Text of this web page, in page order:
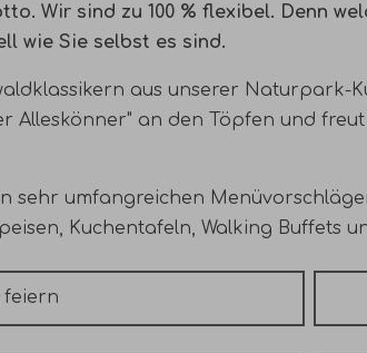
Wir sind zu 100 % flexibel. Denn
wie Sie selbst es sind.
aus unserer
Alleskönner" an den Töpfen und freut
sehr umfangreichen
Kuchentafeln, Walking Buffets
feiern